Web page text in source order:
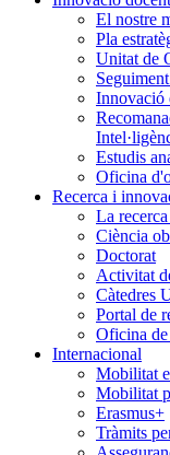
El nostre
Pla
Unitat de
Innovació
Estudis
Oficina
Recerca i
La
Ciència
Doctorat
Activitat
Càtedres
Portal de
Oficina
Internacional
Mobilitat
Mobilitat
Erasmus+
Tràmits